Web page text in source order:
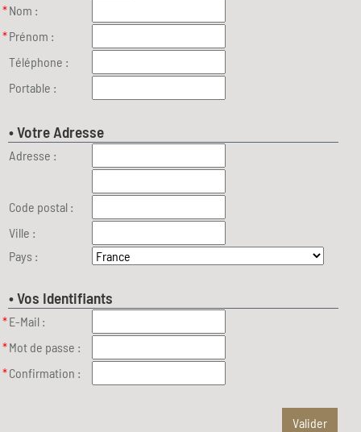
*Nom :
*Prénom :
Téléphone :
Portable :
• Votre Adresse
Adresse :
Code postal :
Ville :
Pays :
• Vos Identifiants
*E-Mail :
*Mot de passe :
*Confirmation :
Valider